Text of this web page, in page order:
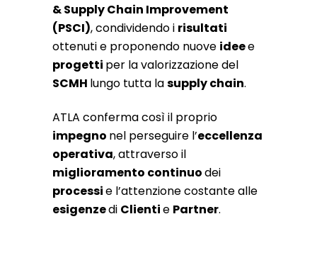
& Supply Chain Improvement
(PSCI), condividendo i risultati
ottenuti e proponendo nuove ideee
progetti per la valorizzazione del
SCMH lungo tutta lasupply chain.
ATLA conferma così il proprio
impegno nel perseguire l’eccellenza
operativa, attraverso il
miglioramento continuodei
processie l’attenzione costante alle
esigenzedi Clientie Partner.